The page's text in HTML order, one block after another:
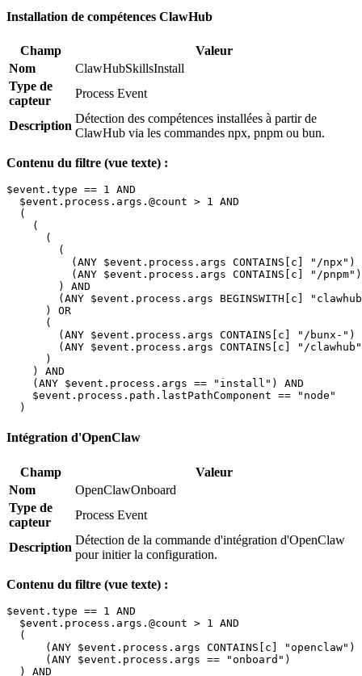
Installation de compétences ClawHub
Champ
Valeur
Nom
ClawHubSkillsInstall
Type de
capteur
Process Event
Description
Détection des compétences installées à partir de
ClawHub via les commandes npx, pnpm ou bun.
Contenu du filtre (vue texte) :
$event.type == 1 AND
  $event.process.args.@count > 1 AND
  (
    (
      (
        (
(ANY $event.process.args CONTAINS[c] "/npx")
          (ANY $event.process.args CONTAINS[c] "/pnpm")
        ) AND
(ANY $event.process.args BEGINSWITH[c]
      ) OR
      (
(ANY $event.process.args CONTAINS[c] "/bunx-")
(ANY $event.process.args CONTAINS[c] "/
      )
    ) AND
    (ANY $event.process.args == "install") AND
    $event.process.path.lastPathComponent == "node"
Intégration d'OpenClaw
Champ
Valeur
Nom
OpenClawOnboard
Type de
capteur
Process Event
Description
Détection de la commande d'intégration d'OpenClaw
pour initier la configuration.
Contenu du filtre (vue texte) :
$event.type == 1 AND
  $event.process.args.@count > 1 AND
  (
(ANY $event.process.args CONTAINS[c] "openclaw")
      (ANY $event.process.args == "onboard")
  ) AND